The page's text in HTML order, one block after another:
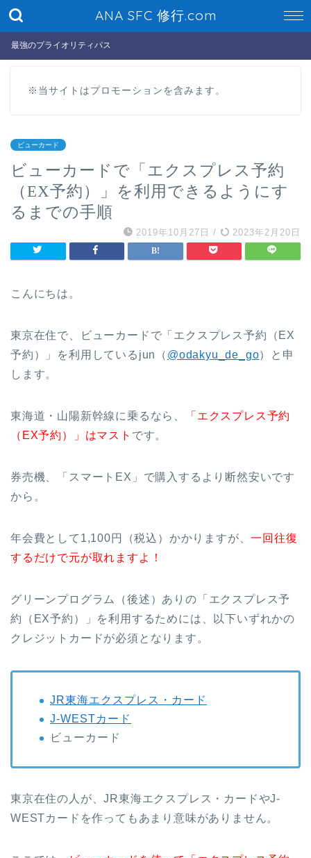
ANA SFC 修行.com
最強のプライオリティパス
※当サイトはプロモーションを含みます。
ビューカード
ビューカードで「エクスプレス予約
（EX予約）」を利用できるようにす
るまでの手順
2019年10月27日 / 2023年2月20日
こんにちは。
東京在住で、ビューカードで「エクスプレス予約（EX
予約）」を利用しているjun（ @odakyu_de_go）と申
します。
東海道・山陽新幹線に乗るなら、
「エクスプレス予約
（EX予約）」はマスト です。
券売機、「スマートEX」で購入するより断然安いです
から。
年会費として1,100円（税込）かかりますが、一回往復
するだけで元が取れますよ！
グリーンプログラム（後述）ありの「エクスプレス予
約（EX予約）」を利用するためには、以下いずれかの
クレジットカードが必須となります。
JR東海エクスプレス・カード
J-WESTカード
ビューカード
東京在住の人が、JR東海エクスプレス・カードやJ-
WESTカードを作ってもあまり意味がありません。